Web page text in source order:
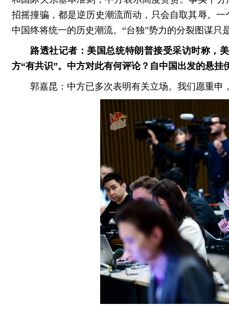
招摇撞骗，都是逆历史潮流而动，只会自取其辱。
中国终将统一的历史潮流。“台独”势力的分裂图谋只
路透社记者：美国总统特朗普接受采访时称，
方“有共识”。中方对此有何评论？自中国出发的悬挂
郭嘉昆：中方已多次表明有关立场。我们愿重